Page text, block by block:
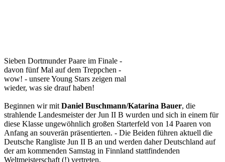
Sieben Dortmunder Paare im Finale -
davon fünf Mal auf dem Treppchen -
wow! - unsere Young Stars zeigen mal
wieder, was sie drauf haben!
Beginnen wir mitDaniel Buschmann/Katarina Bauer, die
strahlende Landesmeister der Jun II B wurden und sich in einem für
diese Klasse ungewöhnlich großen Starterfeld von 14 Paaren von
Anfang an souverän präsentierten. - Die Beiden führen aktuell die
Deutsche Rangliste Jun II B an und werden daher Deutschland auf
der am kommenden Samstag in Finnland stattfindenden
Weltmeisterschaft (!) vertreten.